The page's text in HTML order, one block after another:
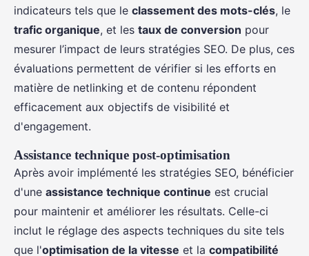
indicateurs tels que le classement des mots-clés, le
trafic organique, et les taux de conversion pour
mesurer l’impact de leurs stratégies SEO. De plus, ces
évaluations permettent de vérifier si les efforts en
matière de netlinking et de contenu répondent
efficacement aux objectifs de visibilité et
d'engagement.
Assistance technique post-optimisation
Après avoir implémenté les stratégies SEO, bénéficier
d'une assistance technique continue est crucial
pour maintenir et améliorer les résultats. Celle-ci
inclut le réglage des aspects techniques du site tels
que l'optimisation de la vitesse et la compatibilité